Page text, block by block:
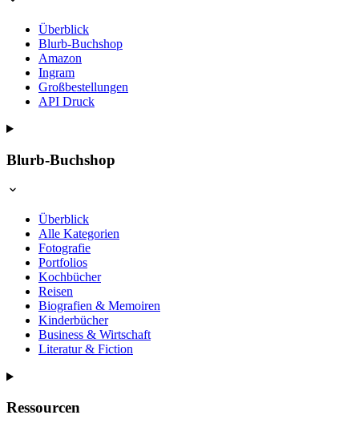
Überblick
Blurb-Buchshop
Amazon
Ingram
Großbestellungen
API Druck
Blurb-Buchshop
Überblick
Alle Kategorien
Fotografie
Portfolios
Kochbücher
Reisen
Biografien & Memoiren
Kinderbücher
Business & Wirtschaft
Literatur & Fiction
Ressourcen